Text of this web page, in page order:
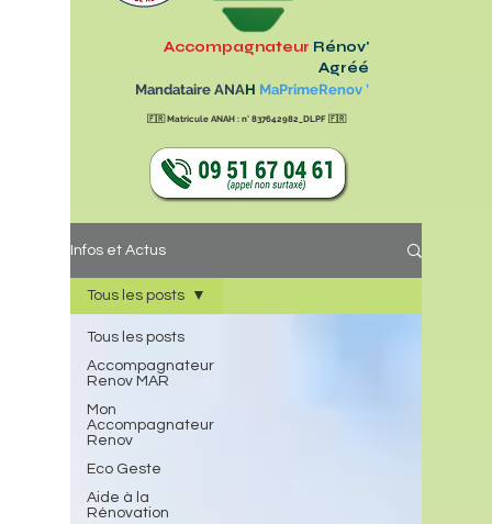
Accompagnateur Rénov'
Agréé
Mandataire ANAH MaPrimeRenov '
🇫🇷Matricule ANAH : n° 837642982_DLPF🇫🇷
Infos et Actus
Tous les posts
Accompagnateur
Renov MAR
Mon
Accompagnateur
Renov
Eco Geste
Aide à la
Rénovation
Tous les posts